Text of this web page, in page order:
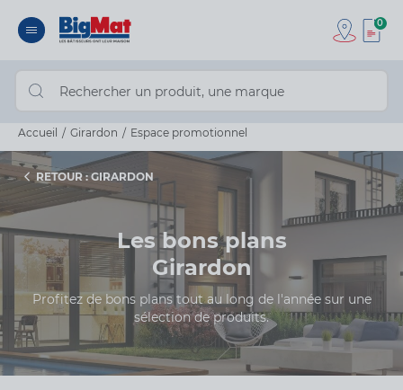
0
Accueil Girardon Espace promotionnel
RETOUR : GIRARDON
Les bons plans
Girardon
Profitez de bons plans tout au long de l'année sur une
sélection de produits.